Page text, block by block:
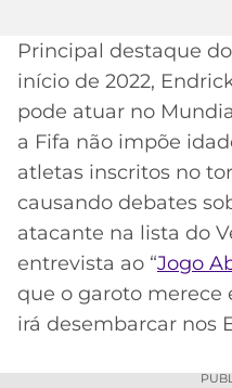
BETBOOM
CÓDIGO
DE
INDICAÇÃO
BET365
CÓDIGO
BETANO
MELHORES
DE
PALMEIRAS
CORINTHIANS
SÃO
PAULO
SANTOS
FLAMENGO
FLUMINENSE
SÉRIE
A
LIBERTADORES
COPA
DO
BRASIL
PREMIER
LEAGUE
COPA
ESPORTIVA
MERCADO
DA
BOLA
PALPITES
Principal destaque
início de 2022,
pode atuar no
a Fifa não impõe
atletas inscritos no
causando debates
atacante na lista do
entrevista ao “Jogo
que o garoto merece
irá desembarcar nos